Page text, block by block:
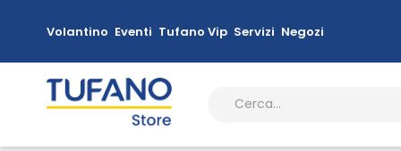
Volantino Eventi Tufano Vip Servizi Negozi